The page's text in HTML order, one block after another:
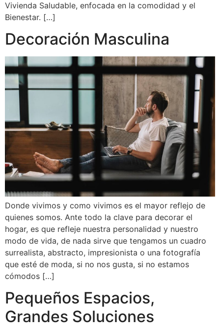
Vivienda Saludable, enfocada en la comodidad y el
Bienestar. […]
Decoración Masculina
Donde vivimos y como vivimos es el mayor reflejo de
quienes somos. Ante todo la clave para decorar el
hogar, es que refleje nuestra personalidad y nuestro
modo de vida, de nada sirve que tengamos un cuadro
surrealista, abstracto, impresionista o una fotografía
que esté de moda, si no nos gusta, si no estamos
cómodos […]
Pequeños Espacios,
Grandes Soluciones